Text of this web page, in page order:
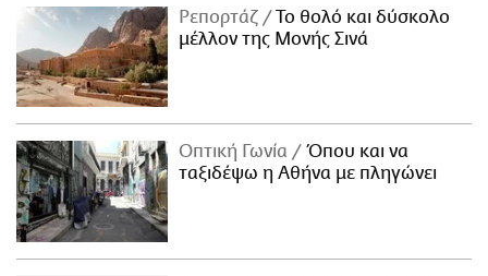
Ρεπορτάζ
Το θολό και δύσκολο
μέλλον της Μονής Σινά
Οπτική Γωνία
Όπου και να
ταξιδέψω η Αθήνα με πληγώνει